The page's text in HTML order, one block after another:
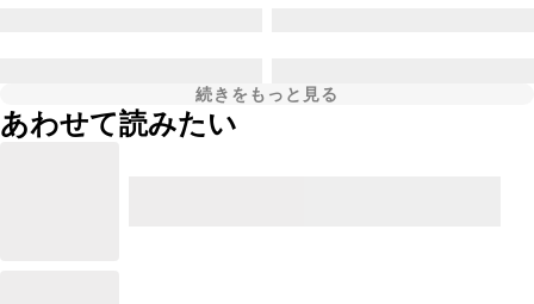
続きをもっと見る
あわせて読みたい